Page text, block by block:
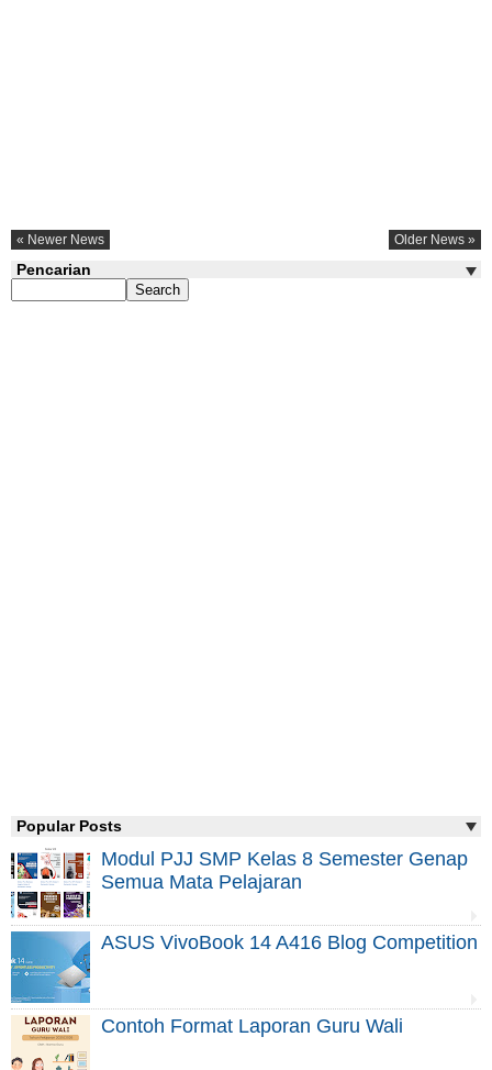
« Newer News Older News »
Pencarian
Popular Posts
Modul PJJ SMP Kelas 8 Semester Genap
Semua Mata Pelajaran
ASUS VivoBook 14 A416 Blog Competition
Contoh Format Laporan Guru Wali